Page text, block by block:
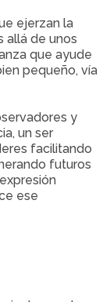
ejerzan la
allá de unos
que ayude
pequeño, vía
y
un ser
facilitando
futuros
ese